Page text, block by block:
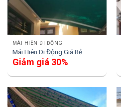
MÁI HIÊN DI ĐỘNG
Mái Hiên Di Động Giá Rẻ
Giảm giá 30%